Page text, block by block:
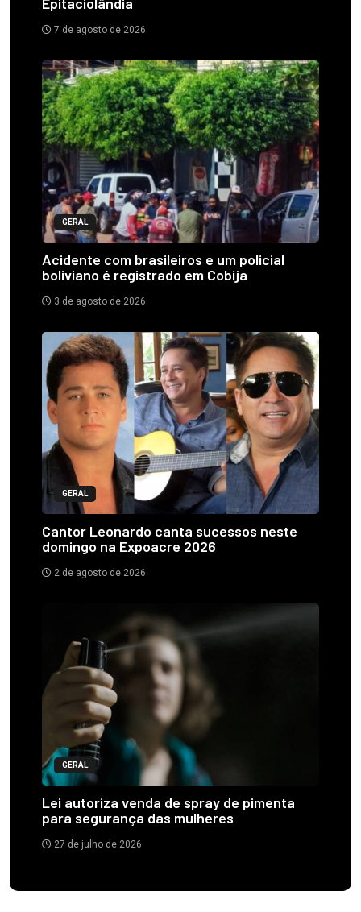
Epitaciolândia
7 de agosto de 2026
GERAL
Acidente com brasileiros e um policial
boliviano é registrado em Cobija
3 de agosto de 2026
GERAL
Cantor Leonardo canta sucessos neste
domingo na Expoacre 2026
2 de agosto de 2026
GERAL
Lei autoriza venda de spray de pimenta
para segurança das mulheres
27 de julho de 2026